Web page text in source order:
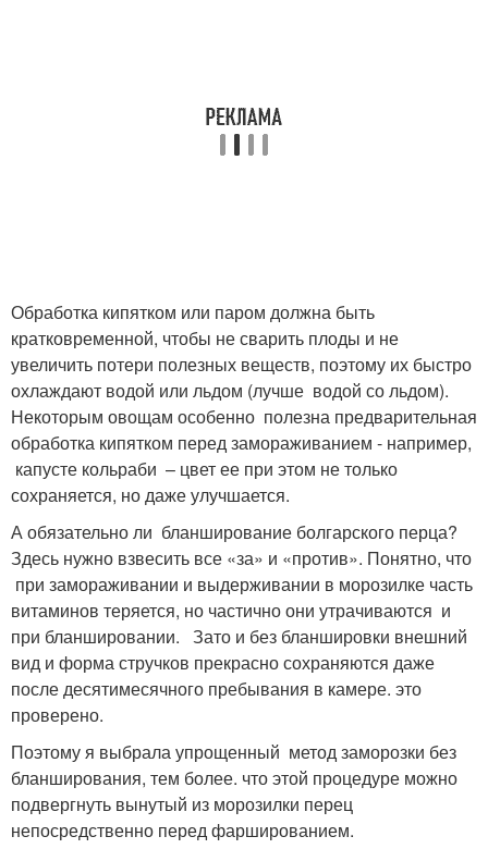
Обработка кипятком или паром должна быть
кратковременной, чтобы не сварить плоды и не
увеличить потери полезных веществ, поэтому их быстро
охлаждают водой или льдом (лучше водой со льдом).
Некоторым овощам особенно полезна предварительная
обработка кипятком перед замораживанием - например,
капусте кольраби – цвет ее при этом не только
сохраняется, но даже улучшается.
А обязательно ли бланширование болгарского перца?
Здесь нужно взвесить все «за» и «против». Понятно, что
при замораживании и выдерживании в морозилке часть
витаминов теряется, но частично они утрачиваются и
при бланшировании. Зато и без бланшировки внешний
вид и форма стручков прекрасно сохраняются даже
после десятимесячного пребывания в камере. это
проверено.
Поэтому я выбрала упрощенный метод заморозки без
бланширования, тем более. что этой процедуре можно
подвергнуть вынутый из морозилки перец
непосредственно перед фаршированием.